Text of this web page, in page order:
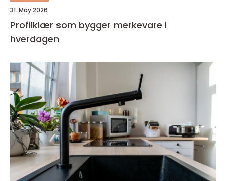
31. May 2026
Profilklær som bygger merkevare i
hverdagen